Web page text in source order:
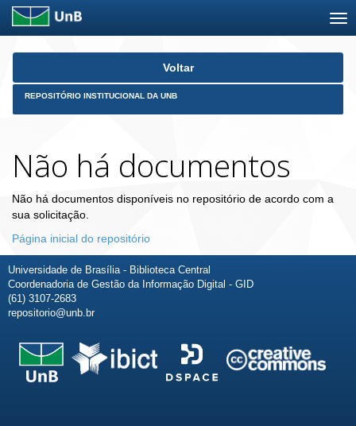
Skip
Voltar
REPOSITÓRIO INSTITUCIONAL DA UNB
Não há documentos
Não há documentos disponíveis no repositório de acordo com a
sua solicitação.
Página inicial do repositório
Universidade de Brasília - Biblioteca Central
Coordenadoria de Gestão da Informação Digital - GID
(61) 3107-2683
repositorio@unb.br